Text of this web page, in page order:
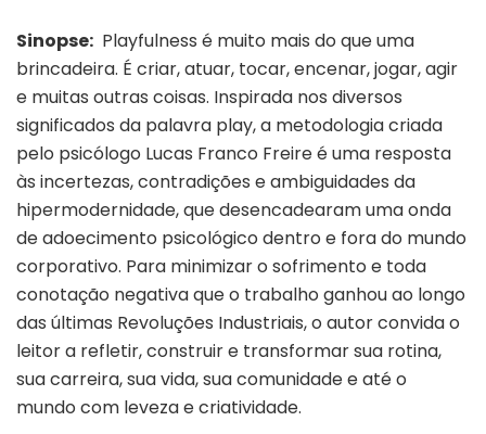
Sinopse: Playfulness é muito mais do que uma
brincadeira. É criar, atuar, tocar, encenar, jogar, agir
e muitas outras coisas. Inspirada nos diversos
significados da palavra play, a metodologia criada
pelo psicólogo Lucas Franco Freire é uma resposta
às incertezas, contradições e ambiguidades da
hipermodernidade, que desencadearam uma onda
de adoecimento psicológico dentro e fora do mundo
corporativo. Para minimizar o sofrimento e toda
conotação negativa que o trabalho ganhou ao longo
das últimas Revoluções Industriais, o autor convida o
leitor a refletir, construir e transformar sua rotina,
sua carreira, sua vida, sua comunidade e até o
mundo com leveza e criatividade.